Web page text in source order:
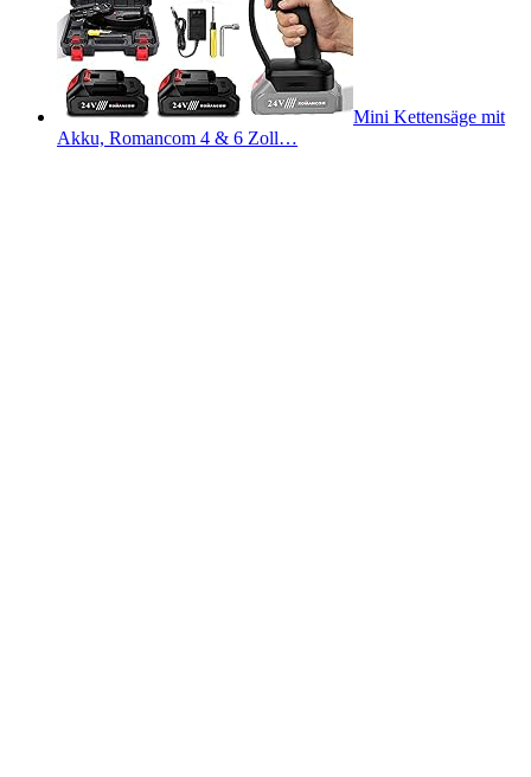
Mini Kettensäge mit
Akku, Romancom 4 & 6 Zoll…